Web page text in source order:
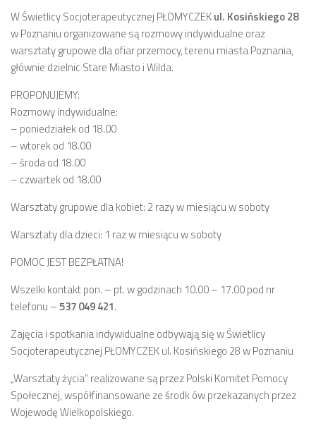
Zarząd
Prezydium
Komisje i koordynatorzy
Dyżury
Sesje
Biuletyn
numer 6(16)/2022
numer 4-5(14-15)/2021
numer 2-3(12-13)/2020
numer 1(11)/2020
numer 2-3(10)/2019
numer 1(8)/2018
numer 2(7)/2017
numer 1(6)/2017
numer 3(5)/2016
numer 2(4)/2016
numer 1(3)/2016
W Świetlicy Socjoterapeutycznej PŁOMYCZEKul. Kosińskiego 28
w Poznaniu organizowane są rozmowy indywidualne oraz
warsztaty grupowe dla ofiar przemocy, terenu miasta Poznania,
głównie dzielnic Stare Miasto i Wilda.
PROPONUJEMY:
Rozmowy indywidualne:
– poniedziałek od 18.00
– wtorek od 18.00
– środa od 18.00
– czwartek od 18.00
Warsztaty grupowe dla kobiet: 2 razy w miesiącu w soboty
Warsztaty dla dzieci: 1 raz w miesiącu w soboty
POMOC JEST BEZPŁATNA!
Wszelki kontakt pon. – pt. w godzinach 10.00 – 17.00 pod nr
telefonu –537 049 421.
Zajęcia i spotkania indywidualne odbywają się w Świetlicy
Socjoterapeutycznej PŁOMYCZEK ul. Kosińskiego 28 w Poznaniu
„Warsztaty życia” realizowane są przez Polski Komitet Pomocy
Społecznej, współfinansowane ze środk ów przekazanych przez
Wojewodę Wielkopolskiego.